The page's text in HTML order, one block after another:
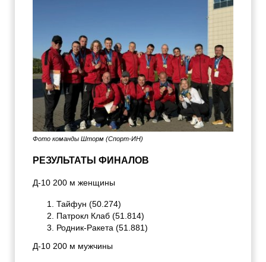
Фото команды Шторм (Спорт-ИН)
РЕЗУЛЬТАТЫ ФИНАЛОВ
Д-10 200 м женщины
Тайфун (50.274)
Патрокл Клаб (51.814)
Родник-Ракета (51.881)
Д-10 200 м мужчины